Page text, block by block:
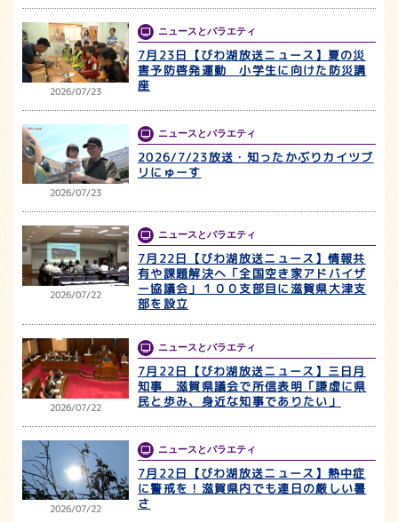
2026/07/23
ニュースとバラエティ
7月23日【びわ湖放送ニュース】夏の災
害予防啓発運動 小学生に向けた防災講
座
2026/07/23
ニュースとバラエティ
2026/7/23放送・知ったかぶりカイツブ
リにゅーす
2026/07/22
ニュースとバラエティ
7月22日【びわ湖放送ニュース】情報共
有や課題解決へ「全国空き家アドバイザ
ー協議会」１００支部目に滋賀県大津支
部を設立
2026/07/22
ニュースとバラエティ
7月22日【びわ湖放送ニュース】三日月
知事 滋賀県議会で所信表明「謙虚に県
民と歩み、身近な知事でありたい」
2026/07/22
ニュースとバラエティ
7月22日【びわ湖放送ニュース】熱中症
に警戒を！滋賀県内でも連日の厳しい暑
さ